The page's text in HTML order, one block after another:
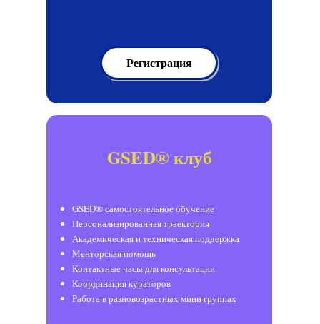
GSED® клуб
GSED® самостоятельное обучение
Персонализированная траектория
Академическая и техническая поддержка
Менторская помощь
Контактные часы для консультации
Координация кураторов
Работа в разновозрастных мини группах
Регистрация